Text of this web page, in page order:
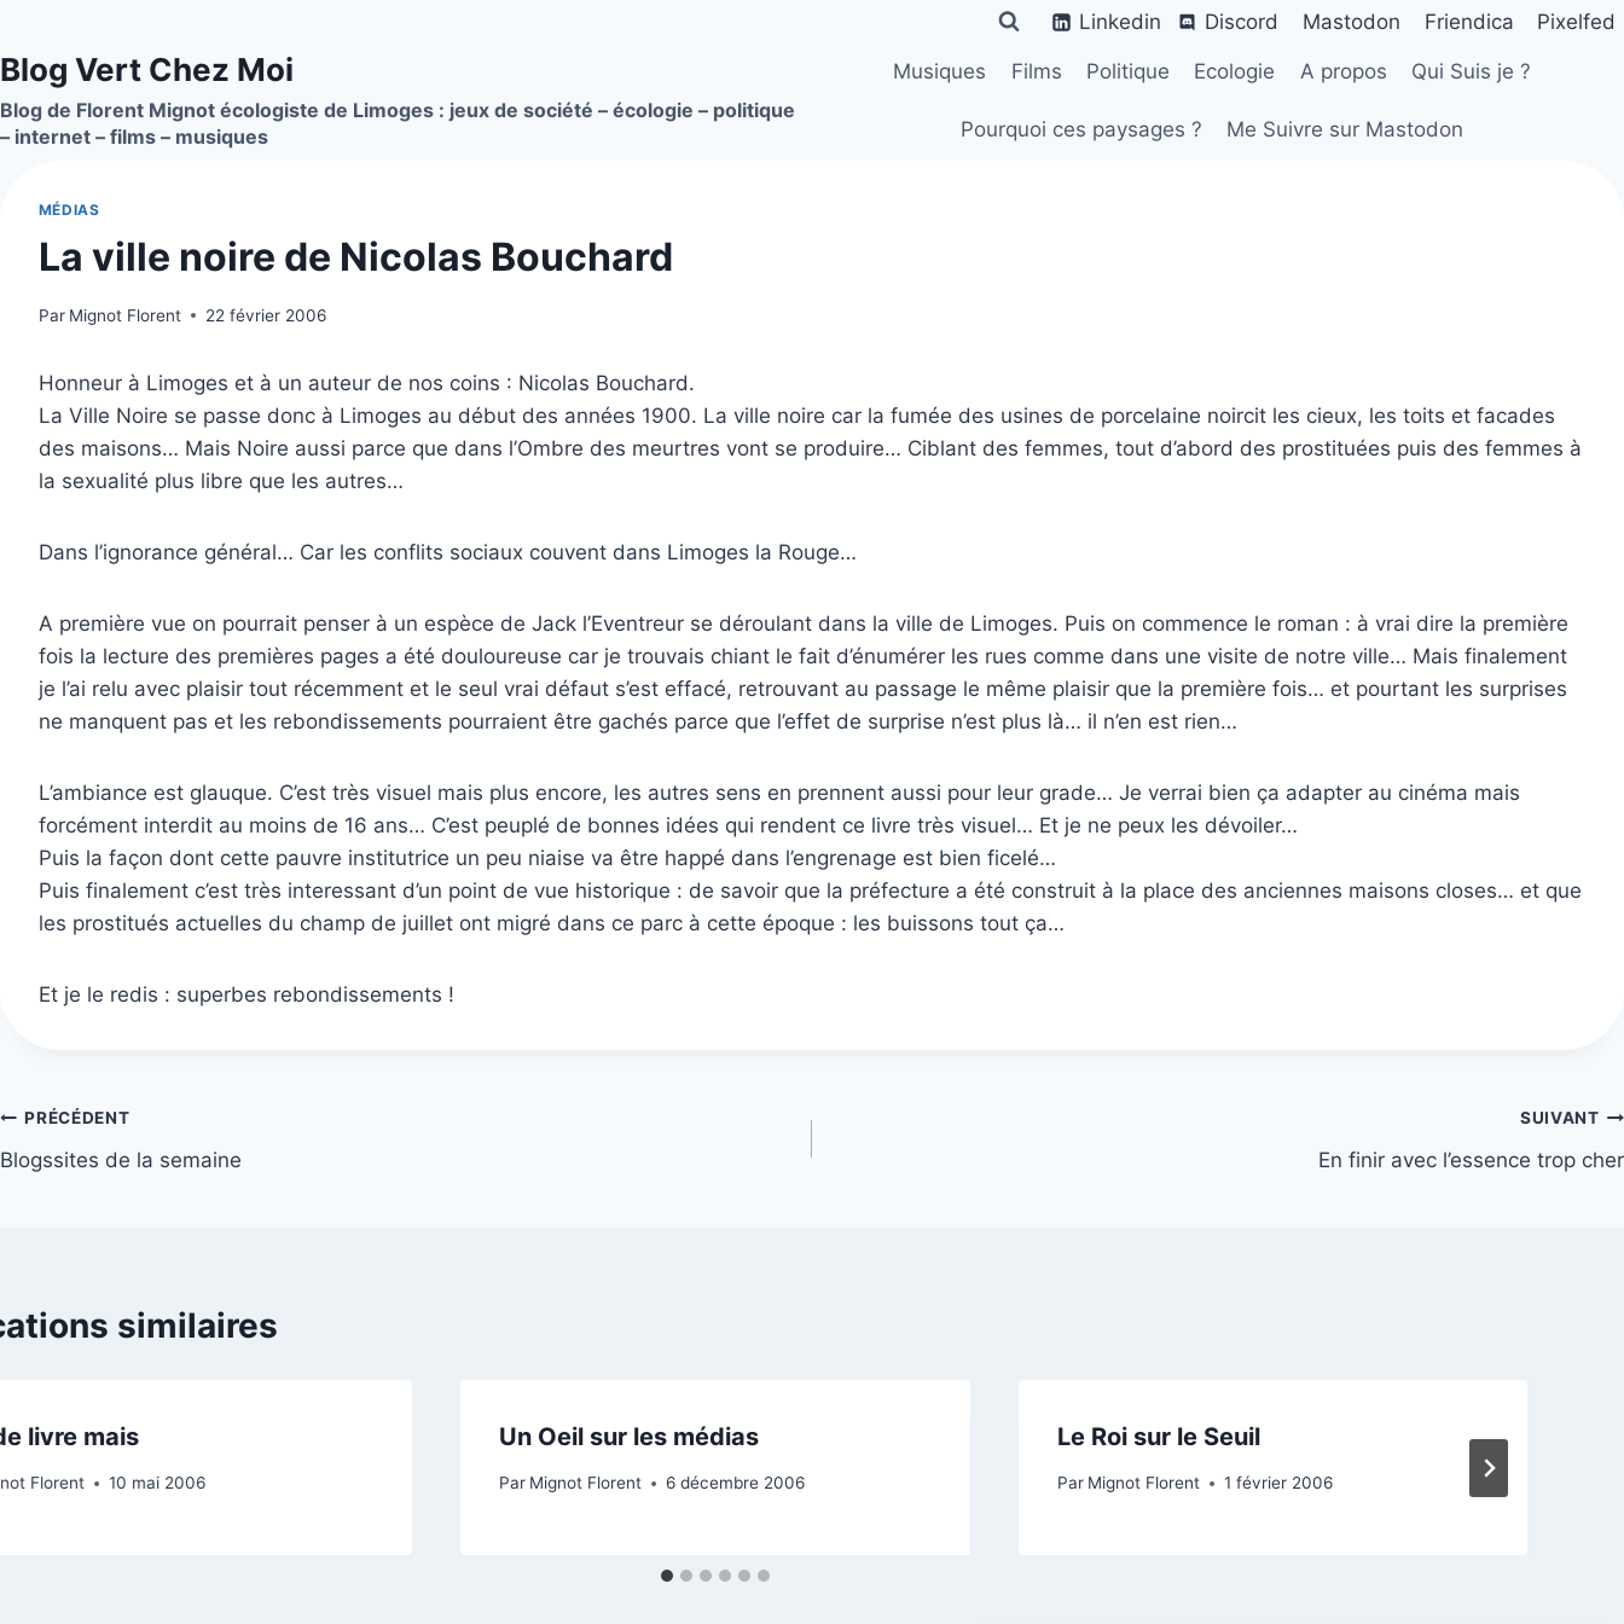
contenu
Linkedin Discord Mastodon Friendica Pixelfed
Blog Vert Chez Moi
Blog de Florent Mignot écologiste de Limoges : jeux de société – écologie – politique
– internet – films – musiques
Musiques Films Politique Ecologie A propos Qui Suis je ?
Pourquoi ces paysages ? Me Suivre sur Mastodon
MÉDIAS
La ville noire de Nicolas Bouchard
Par Mignot Florent 22 février 2006
Honneur à Limoges et à un auteur de nos coins : Nicolas Bouchard.
La Ville Noire se passe donc à Limoges au début des années 1900. La ville noire car la fumée des usines de porcelaine noircit les cieux, les toits et facades
des maisons… Mais Noire aussi parce que dans l’Ombre des meurtres vont se produire… Ciblant des femmes, tout d’abord des prostituées puis des femmes à
la sexualité plus libre que les autres…
Dans l’ignorance général… Car les conflits sociaux couvent dans Limoges la Rouge…
A première vue on pourrait penser à un espèce de Jack l’Eventreur se déroulant dans la ville de Limoges. Puis on commence le roman : à vrai dire la première
fois la lecture des premières pages a été douloureuse car je trouvais chiant le fait d’énumérer les rues comme dans une visite de notre ville… Mais finalement
je l’ai relu avec plaisir tout récemment et le seul vrai défaut s’est effacé, retrouvant au passage le même plaisir que la première fois… et pourtant les surprises
ne manquent pas et les rebondissements pourraient être gachés parce que l’effet de surprise n’est plus là… il n’en est rien…
L’ambiance est glauque. C’est très visuel mais plus encore, les autres sens en prennent aussi pour leur grade… Je verrai bien ça adapter au cinéma mais
forcément interdit au moins de 16 ans… C’est peuplé de bonnes idées qui rendent ce livre très visuel… Et je ne peux les dévoiler…
Puis la façon dont cette pauvre institutrice un peu niaise va être happé dans l’engrenage est bien ficelé…
Puis finalement c’est très interessant d’un point de vue historique : de savoir que la préfecture a été construit à la place des anciennes maisons closes… et que
les prostitués actuelles du champ de juillet ont migré dans ce parc à cette époque : les buissons tout ça…
Et je le redis : superbes rebondissements !
Navigation
de
PRÉCÉDENT
Blogssites de la semaine
SUIVANT
En finir avec l’essence trop cher
similaires
livre mais
Florent 10 mai 2006
Un Oeil sur les médias
Par Mignot Florent 6 décembre 2006
Le Roi sur le Seuil
Par Mignot Florent 1 février 2006